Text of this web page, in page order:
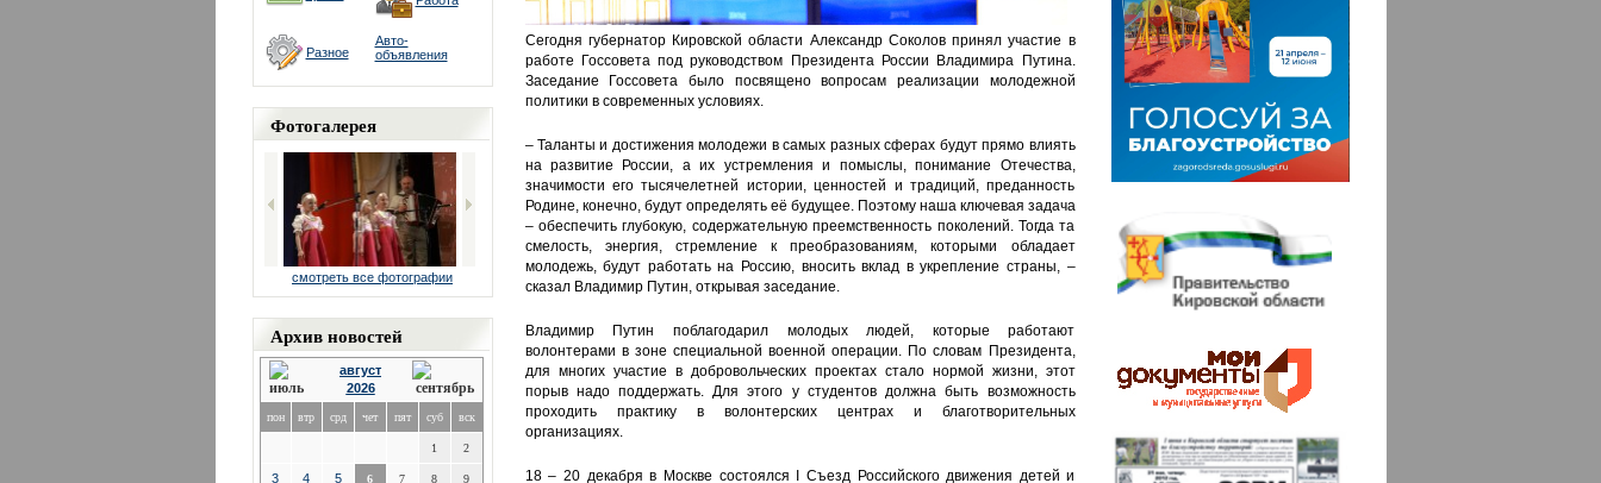
Разное
Авто-
объявления
Фотогалерея
смотреть все фотографии
Архив новостей
август
2026
пон втр срд чет пят суб вск
1 2
3 4 5 6 7 8 9
Сегодня губернатор Кировской области Александр Соколов принял участие в
работе Госсовета под руководством Президента России Владимира Путина.
Заседание Госсовета было посвящено вопросам реализации молодежной
политики в современных условиях.
– Таланты и достижения молодежи в самых разных сферах будут прямо влиять
на развитие России, а их устремления и помыслы, понимание Отечества,
значимости его тысячелетней истории, ценностей и традиций, преданность
Родине, конечно, будут определять её будущее. Поэтому наша ключевая задача
– обеспечить глубокую, содержательную преемственность поколений. Тогда та
смелость, энергия, стремление к преобразованиям, которыми обладает
молодежь, будут работать на Россию, вносить вклад в укрепление страны, –
сказал Владимир Путин, открывая заседание.
Владимир Путин поблагодарил молодых людей, которые работают
волонтерами в зоне специальной военной операции. По словам Президента,
для многих участие в добровольческих проектах стало нормой жизни, этот
порыв надо поддержать. Для этого у студентов должна быть возможность
проходить практику в волонтерских центрах и благотворительных
организациях.
18 – 20 декабря в Москве состоялся I Съезд Российского движения детей и